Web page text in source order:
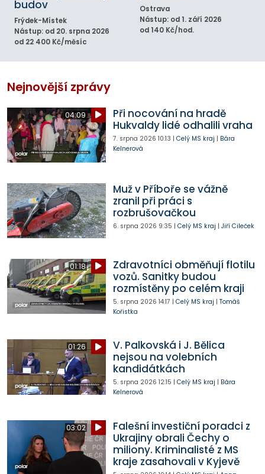
budov
Frýdek-Místek
Nástup: od 20. srpna 2026
od 22 400 Kč/měsíc
Ostrava
Nástup: od 1. září 2026
od 140 Kč/hod.
Nejnovější zprávy
04:09
Při nocování na hradě
Hukvaldy lidé odhalili vraha
7. srpna 2026 10:13 | Celý MS kraj | Bára
Kelnerová
Muž v Příboře se vážně
zranil při práci s
rozbrušovačkou
6. srpna 2026 9:35 | Celý MS kraj | Jiří Cileček
01:18
Zdravotníci obměňují flotilu
vozů. Sanitky budou
rozmístěny po celém kraji
5. srpna 2026 14:17 | Celý MS kraj | Tomáš
Kořistka
01:26
V. Palkovská i J. Bělica
nejsou na volebních
kandidátkách
5. srpna 2026 12:15 | Celý MS kraj | Bára
Kelnerová
03:02
Falešní investiční poradci z
Ukrajiny obrali Čechy o
miliony. Kriminalisté z MS
kraje zasahovali v Kyjevě